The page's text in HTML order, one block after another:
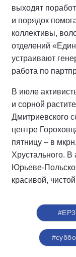
выходят
и порядок
коллективы,
отделений
устраивают
работа по
В июле
и сорной
Дмитриевского
центре
пятницу – в
Хрустального. В
Юрьеве-
красивой,